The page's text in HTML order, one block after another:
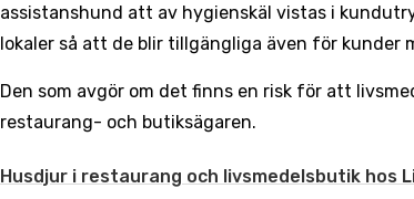
assistanshund att av hygienskäl vistas i
lokaler så att de blir tillgängliga även för kunder
Den som avgör om det finns en risk för att
restaurang- och butiksägaren.
Husdjur i restaurang och livsmedelsbutik hos